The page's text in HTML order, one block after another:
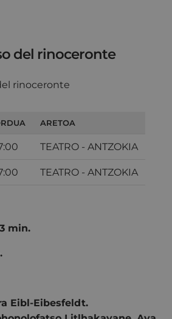
del rinoceronte
ARETOA
TEATRO - ANTZOKIA
TEATRO - ANTZOKIA
min.
Eibl-Eibesfeldt.